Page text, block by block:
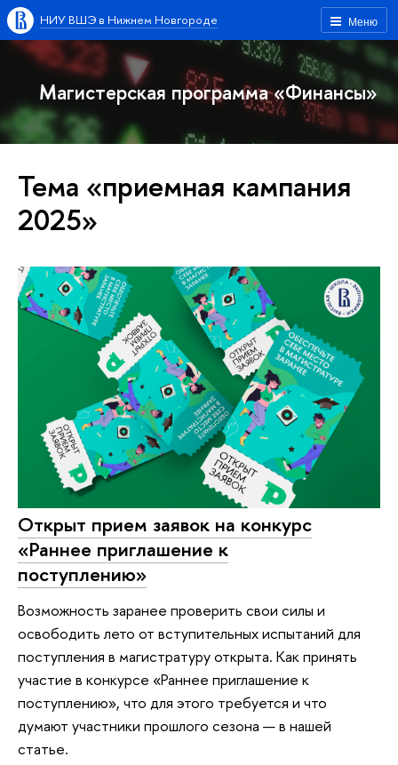
Меню
НИУ ВШЭ в Нижнем Новгороде
Магистерская программа «Финансы»
Тема «приемная кампания
2025»
Открыт прием заявок на конкурс
«Раннее приглашение к
поступлению»
Возможность заранее проверить свои силы и
освободить лето от вступительных испытаний для
поступления в магистратуру открыта. Как принять
участие в конкурсе «Раннее приглашение к
поступлению», что для этого требуется и что
думают участники прошлого сезона — в нашей
статье.